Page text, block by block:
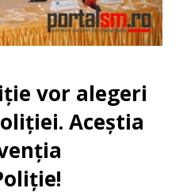
vor alegeri
Aceştia